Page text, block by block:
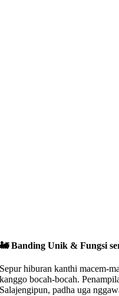
🚂 Banding Unik & Fungsi
Sepur hiburan kanthi macem-
kanggo bocah-bocah.
Salajengipun, padha uga